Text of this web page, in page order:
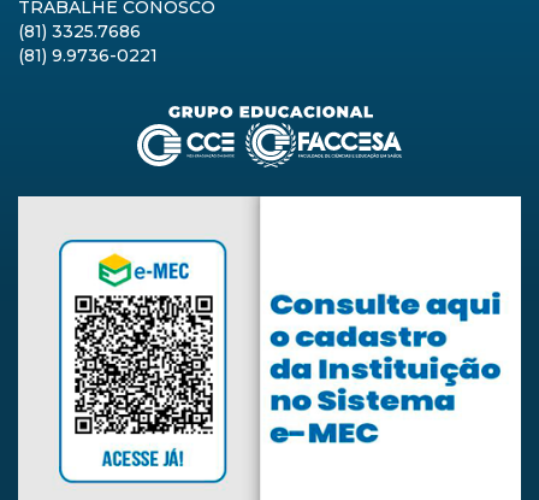
TRABALHE CONOSCO
(81) 3325.7686
(81) 9.9736-0221